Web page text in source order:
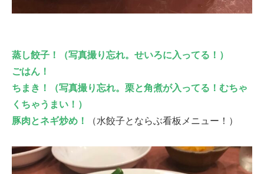
蒸し餃子！（写真撮り忘れ。せいろに入ってる！）
ごはん！
ちまき！（写真撮り忘れ。栗と角煮が入ってる！むちゃ
くちゃうまい！）
豚肉とネギ炒め！
（水餃子とならぶ看板メニュー！）